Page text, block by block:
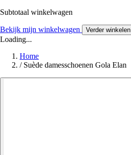
Subtotaal winkelwagen
Bekijk mijn winkelwagen Verder winkelen
Loading...
Home
/ Suède damesschoenen Gola Elan